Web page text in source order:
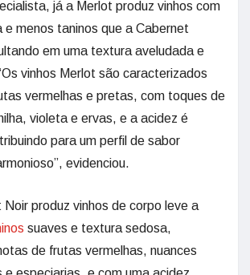
já a Merlot produz vinhos com
e menos taninos que a Cabernet
em uma textura aveludada e
vinhos Merlot são caracterizados
vermelhas e pretas, com toques de
violeta e ervas, e a acidez é
para um perfil de sabor
evidenciou.
Noir produz vinhos de corpo leve a
suaves e textura sedosa,
de frutas vermelhas, nuances